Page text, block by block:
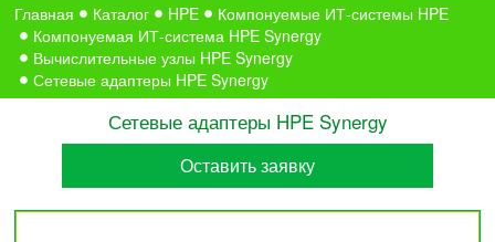
Главная Каталог HPE
Компонуемые ИТ-системы HPE
Компонуемая ИТ-система HPE Synergy
Вычислительные узлы HPE Synergy
Сетевые адаптеры HPE Synergy
Сетевые адаптеры HPE Synergy
Оставить заявку